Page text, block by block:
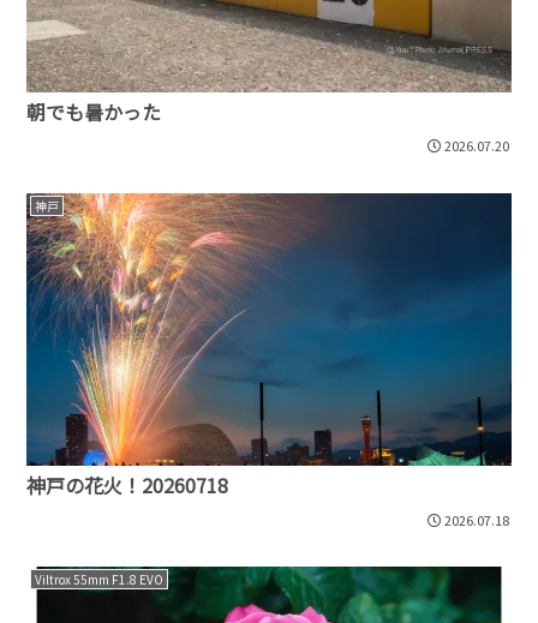
朝でも暑かった
2026.07.20
神戸
神戸の花火！20260718
2026.07.18
Viltrox 55mm F1.8 EVO